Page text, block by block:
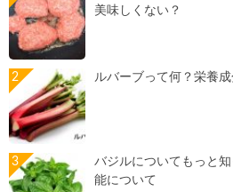
美味しくない？
ルバーブって何？栄養
バジルについてもっと
能について